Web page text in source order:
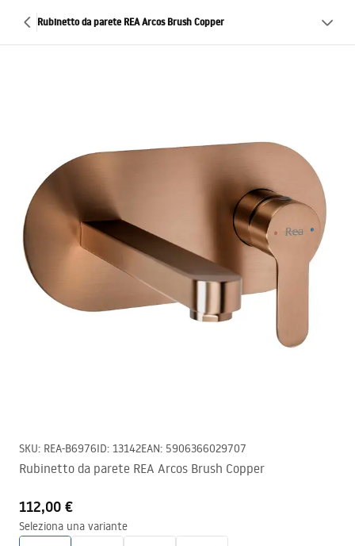
Rubinetto da parete REA Arcos Brush Copper
SKU: REA-B6976ID: 13142EAN: 5906366029707
Rubinetto da parete REA Arcos Brush Copper
112,00 €
Seleziona una variante